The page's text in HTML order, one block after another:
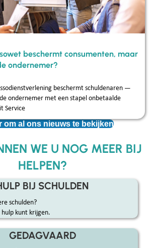
beschermt consumenten, maar
ondernemer?
beschermt schuldenaren —
ondernemer met een stapel onbetaalde
Service
om al ons nieuws te bekijken
WE U NOG MEER BIJ
HELPEN?
BIJ SCHULDEN
schulden?
kunt krijgen.
GEDAGVAARD